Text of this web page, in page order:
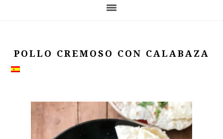
POLLO CREMOSO CON CALABAZA